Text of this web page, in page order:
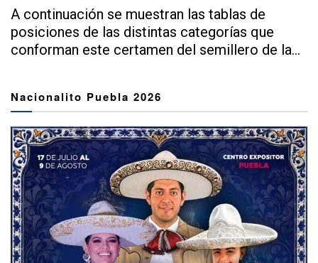
A continuación se muestran las tablas de
posiciones de las distintas categorías que
conforman este certamen del semillero de la...
Nacionalito Puebla 2026